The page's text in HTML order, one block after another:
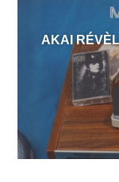
AKAI